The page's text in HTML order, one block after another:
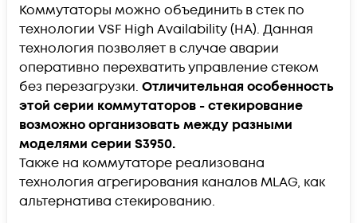
Коммутаторы можно объединить в стек по
технологии VSF High Availability (HA). Данная
технология позволяет в случае аварии
оперативно перехватить управление стеком
без перезагрузки. Отличительная особенность
этой серии коммутаторов -стекирование
возможно организовать между разными
моделями серии S3950.
Также на коммутаторе реализована
технология агрегирования каналов MLAG, как
альтернатива стекированию.